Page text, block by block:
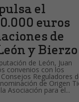
el
euros
de
y Bierzo
de León, Juan
convenios con los
Reguladores
de Origen
Asociación para el...